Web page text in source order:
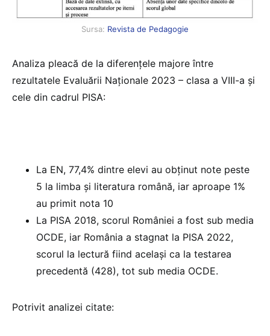
Sursa: Revista de Pedagogie
Analiza pleacă de la diferențele majore între
rezultatele Evaluării Naționale 2023 – clasa a VIII-a și
cele din cadrul PISA:
La EN, 77,4% dintre elevi au obținut note peste
5 la limba și literatura română, iar aproape 1%
au primit nota 10
La PISA 2018, scorul României a fost sub media
OCDE, iar România a stagnat la PISA 2022,
scorul la lectură fiind același ca la testarea
precedentă (428), tot sub media OCDE.
Potrivit analizei citate: